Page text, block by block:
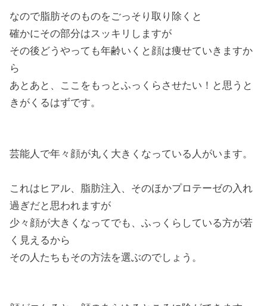
なので脂肪そのものをごっそり取り除くと
確かにその部分はスッキリしますが
その後どうやっても年齢いくと顔は痩せていきますか
ら
あとあと、ここをもっとふっくらさせたい！と思うと
きがくるはずです。
芸能人で年々顔が丸く大きくなっている人がいます。
これはヒアル、脂肪注入、そのほかプロテーゼの入れ
過ぎだと思われますが
少々顔が大きくなってでも、ふっくらしている方が若
く見えるから
その人たちもその方法を選ぶのでしょう。